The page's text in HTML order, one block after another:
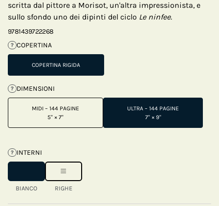
scritta dal pittore a Morisot, un'altra impressionista, e
sullo sfondo uno dei dipinti del ciclo Le ninfee.
9781439722268
? COPERTINA
COPERTINA RIGIDA
? DIMENSIONI
MIDI – 144 PAGINE
5" × 7"
ULTRA – 144 PAGINE
7" × 9"
? INTERNI
BIANCO RIGHE